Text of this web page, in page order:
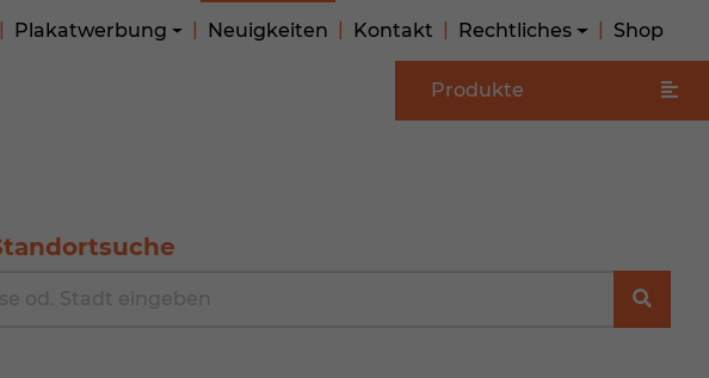
Plakatwerbung Neuigkeiten Kontakt Rechtliches Shop
Produkte